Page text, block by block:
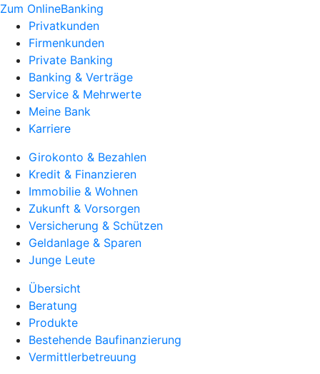
Zum OnlineBanking
Privatkunden
Firmenkunden
Private Banking
Banking & Verträge
Service & Mehrwerte
Meine Bank
Karriere
Girokonto & Bezahlen
Kredit & Finanzieren
Immobilie & Wohnen
Zukunft & Vorsorgen
Versicherung & Schützen
Geldanlage & Sparen
Junge Leute
Übersicht
Beratung
Produkte
Bestehende Baufinanzierung
Vermittlerbetreuung